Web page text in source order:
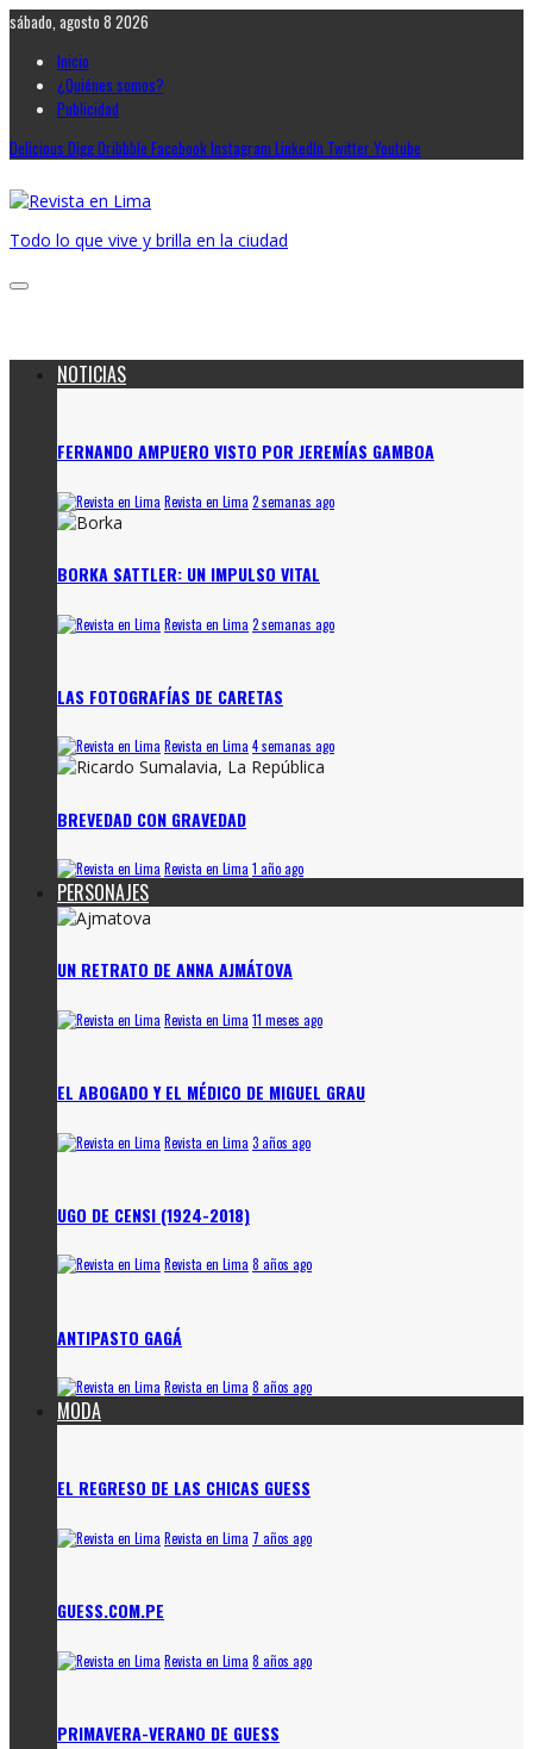
sábado, agosto 8 2026
Inicio
¿Quiénes somos?
Publicidad
Delicious DiggDribbble FacebookInstagram LinkedIn TwitterYoutube
Todo lo que vive y brilla en la ciudad
NOTICIAS
FERNANDO AMPUERO VISTO POR JEREMÍAS GAMBOA
Revista en Lima 2 semanas ago
BORKA SATTLER: UN IMPULSO VITAL
Revista en Lima 2 semanas ago
LAS FOTOGRAFÍAS DE CARETAS
Revista en Lima 4 semanas ago
BREVEDAD CON GRAVEDAD
Revista en Lima 1 año ago
PERSONAJES
UN RETRATO DE ANNA AJMÁTOVA
Revista en Lima 11 meses ago
EL ABOGADO Y EL MÉDICO DE MIGUEL GRAU
Revista en Lima 3 años ago
UGO DE CENSI (1924-2018)
Revista en Lima 8 años ago
ANTIPASTO GAGÁ
Revista en Lima 8 años ago
MODA
EL REGRESO DE LAS CHICAS GUESS
Revista en Lima 7 años ago
GUESS.COM.PE
Revista en Lima 8 años ago
PRIMAVERA-VERANO DE GUESS